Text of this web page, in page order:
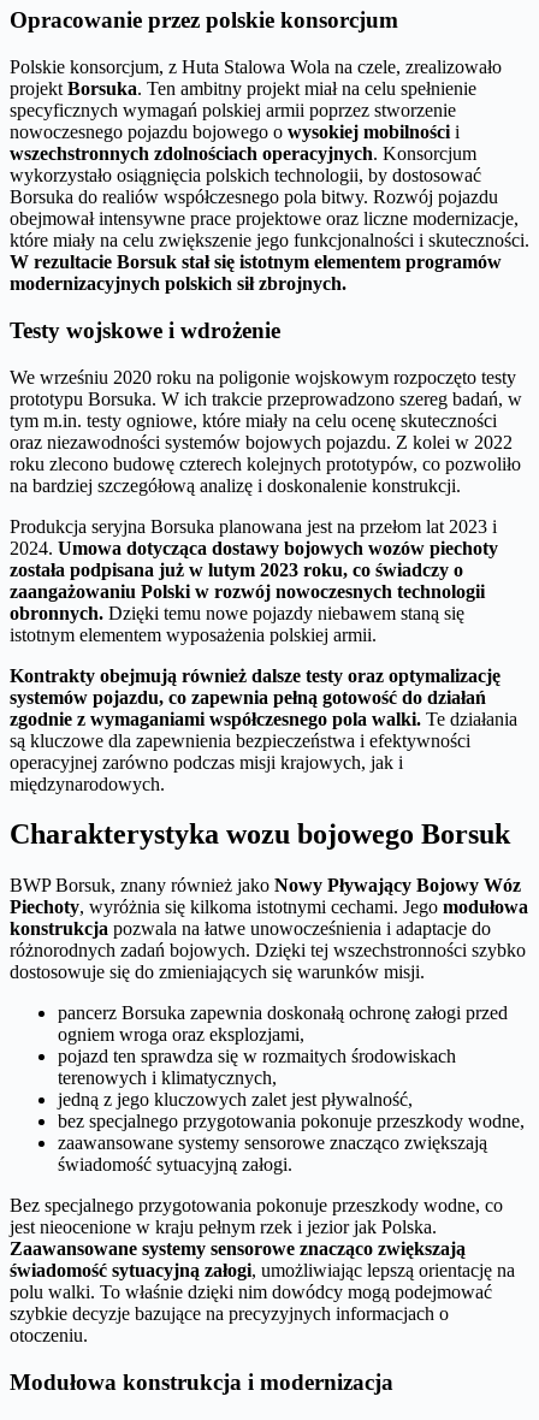
Opracowanie przez polskie konsorcjum
Polskie konsorcjum, z Huta Stalowa Wola na czele, zrealizowało
projekt Borsuka. Ten ambitny projekt miał na celu spełnienie
specyficznych wymagań polskiej armii poprzez stworzenie
nowoczesnego pojazdu bojowego o wysokiej mobilności i
wszechstronnych zdolnościach operacyjnych. Konsorcjum
wykorzystało osiągnięcia polskich technologii, by dostosować
Borsuka do realiów współczesnego pola bitwy. Rozwój pojazdu
obejmował intensywne prace projektowe oraz liczne modernizacje,
które miały na celu zwiększenie jego funkcjonalności i skuteczności.
W rezultacie Borsuk stał się istotnym elementem programów
modernizacyjnych polskich sił zbrojnych.
Testy wojskowe i wdrożenie
We wrześniu 2020 roku na poligonie wojskowym rozpoczęto testy
prototypu Borsuka. W ich trakcie przeprowadzono szereg badań, w
tym m.in. testy ogniowe, które miały na celu ocenę skuteczności
oraz niezawodności systemów bojowych pojazdu. Z kolei w 2022
roku zlecono budowę czterech kolejnych prototypów, co pozwoliło
na bardziej szczegółową analizę i doskonalenie konstrukcji.
Produkcja seryjna Borsuka planowana jest na przełom lat 2023 i
2024. Umowa dotycząca dostawy bojowych wozów piechoty
została podpisana już w lutym 2023 roku, co świadczy o
zaangażowaniu Polski w rozwój nowoczesnych technologii
obronnych. Dzięki temu nowe pojazdy niebawem staną się
istotnym elementem wyposażenia polskiej armii.
Kontrakty obejmują również dalsze testy oraz optymalizację
systemów pojazdu, co zapewnia pełną gotowość do działań
zgodnie z wymaganiami współczesnego pola walki. Te działania
są kluczowe dla zapewnienia bezpieczeństwa i efektywności
operacyjnej zarówno podczas misji krajowych, jak i
międzynarodowych.
Charakterystyka wozu bojowego Borsuk
BWP Borsuk, znany również jako Nowy Pływający Bojowy Wóz
Piechoty, wyróżnia się kilkoma istotnymi cechami. Jego modułowa
konstrukcja pozwala na łatwe unowocześnienia i adaptacje do
różnorodnych zadań bojowych. Dzięki tej wszechstronności szybko
dostosowuje się do zmieniających się warunków misji.
pancerz Borsuka zapewnia doskonałą ochronę załogi przed
ogniem wroga oraz eksplozjami,
pojazd ten sprawdza się w rozmaitych środowiskach
terenowych i klimatycznych,
jedną z jego kluczowych zalet jest pływalność,
bez specjalnego przygotowania pokonuje przeszkody wodne,
zaawansowane systemy sensorowe znacząco zwiększają
świadomość sytuacyjną załogi.
Bez specjalnego przygotowania pokonuje przeszkody wodne, co
jest nieocenione w kraju pełnym rzek i jezior jak Polska.
Zaawansowane systemy sensorowe znacząco zwiększają
świadomość sytuacyjną załogi, umożliwiając lepszą orientację na
polu walki. To właśnie dzięki nim dowódcy mogą podejmować
szybkie decyzje bazujące na precyzyjnych informacjach o
otoczeniu.
Modułowa konstrukcja i modernizacja